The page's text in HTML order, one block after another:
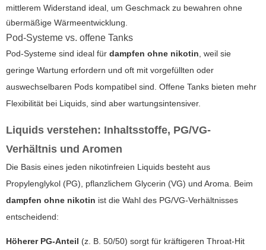
mittlerem Widerstand ideal, um Geschmack zu bewahren ohne
übermäßige Wärmeentwicklung.
Pod-Systeme vs. offene Tanks
Pod-Systeme sind ideal für dampfen ohne nikotin , weil sie
geringe Wartung erfordern und oft mit vorgefüllten oder
auswechselbaren Pods kompatibel sind. Offene Tanks bieten mehr
Flexibilität bei Liquids, sind aber wartungsintensiver.
Liquids verstehen: Inhaltsstoffe, PG/VG-
Verhältnis und Aromen
Die Basis eines jeden nikotinfreien Liquids besteht aus
Propylenglykol (PG), pflanzlichem Glycerin (VG) und Aroma. Beim
dampfen ohne nikotin ist die Wahl des PG/VG-Verhältnisses
entscheidend:
Höherer PG-Anteil (z. B. 50/50) sorgt für kräftigeren Throat-Hit